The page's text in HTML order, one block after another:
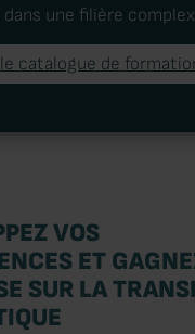
une filière
catalogue de
VOS
ET
SUR LA